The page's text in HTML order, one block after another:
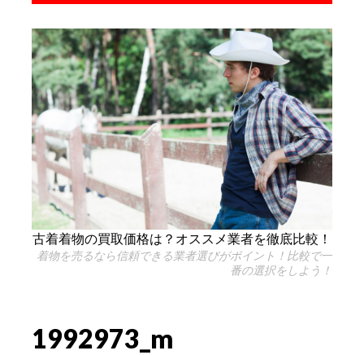
古着着物の買取価格は？オススメ業者を徹底比較！
着物を売るなら信頼できる業者選びがポイント！比較で一
番の選択をしよう！
1992973_m